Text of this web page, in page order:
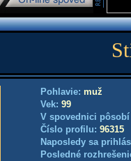
Pohlavie: muž
Vek: 99
V spovednici
Číslo profilu: 96315
Naposledy sa
Posledné